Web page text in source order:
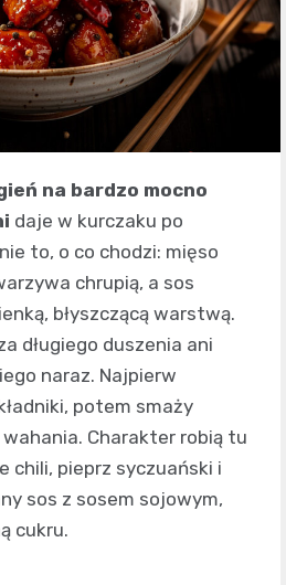
na bardzo mocno
daje w kurczaku po
to, o co chodzi: mięso
chrupią, a sos
błyszczącą warstwą.
długiego duszenia ani
naraz. Najpierw
potem smaży
wahania. Charakter robią tu
chili, pieprz syczuański i
sos z sosem sojowym,
cukru.